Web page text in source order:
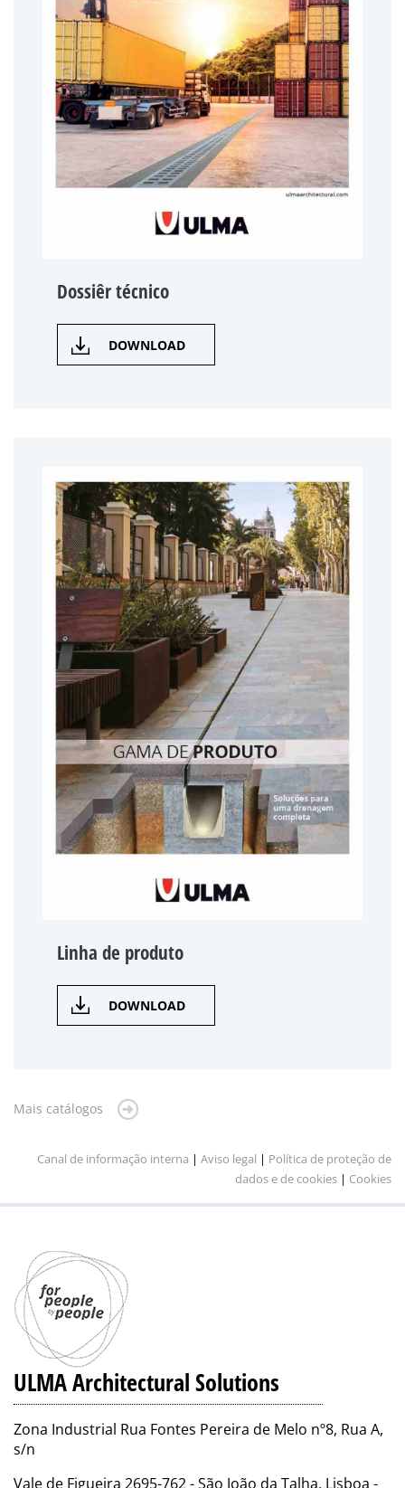
Dossiêr técnico
DOWNLOAD
Linha de produto
DOWNLOAD
Mais catálogos
Canal de informação interna | Aviso legal | Política de proteção de
dados e de cookies | Cookies
ULMA Architectural Solutions
Zona Industrial Rua Fontes Pereira de Melo nº8, Rua A,
s/n
Vale de Figueira 2695-762 - São João da Talha, Lisboa -